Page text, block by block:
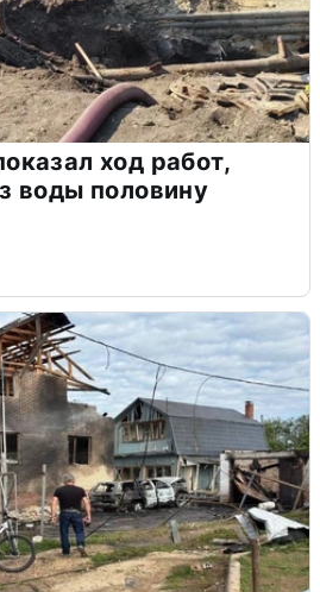
ход работ,
воды половину